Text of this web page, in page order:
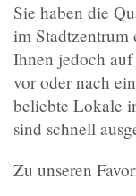
Sie haben die
im Stadtzentrum
Ihnen jedoch
vor oder nach
beliebte Lokale
sind schnell
Zu unseren